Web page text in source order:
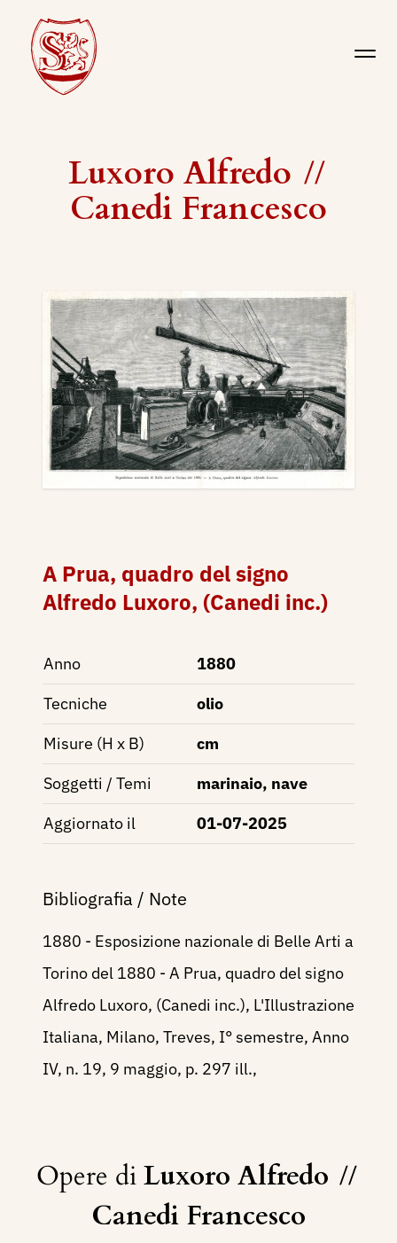
Luxoro Alfredo //
Canedi Francesco
A Prua, quadro del signo
Alfredo Luxoro, (Canedi inc.)
Anno
1880
Tecniche
olio
Misure (H x B)
cm
Soggetti / Temi
marinaio, nave
Aggiornato il
01-07-2025
Bibliografia / Note
1880 - Esposizione nazionale di Belle Arti a
Torino del 1880 - A Prua, quadro del signo
Alfredo Luxoro, (Canedi inc.), L'Illustrazione
Italiana, Milano, Treves, I° semestre, Anno
IV, n. 19, 9 maggio, p. 297 ill.,
Opere diLuxoro Alfredo //
Canedi Francesco